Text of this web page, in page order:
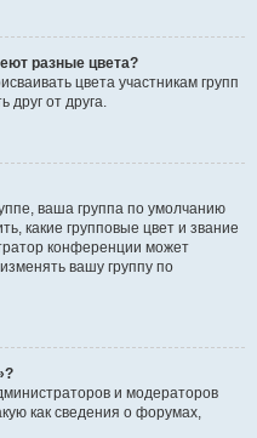
разные цвета?
цвета участникам групп
друг от друга.
ваша группа по умолчанию
какие групповые цвет и звание
конференции может
вашу группу по
и модераторов
как сведения о форумах,